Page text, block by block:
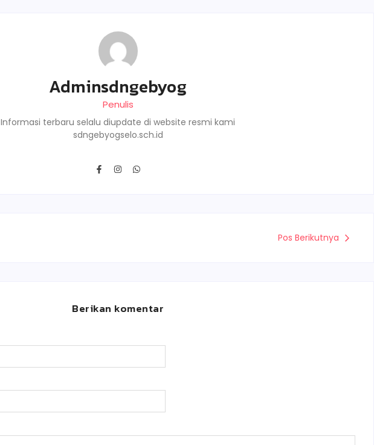
Adminsdngebyog
Penulis
Informasi terbaru selalu diupdate di website resmi kami
sdngebyogselo.sch.id
Pos Berikutnya
Berikan komentar